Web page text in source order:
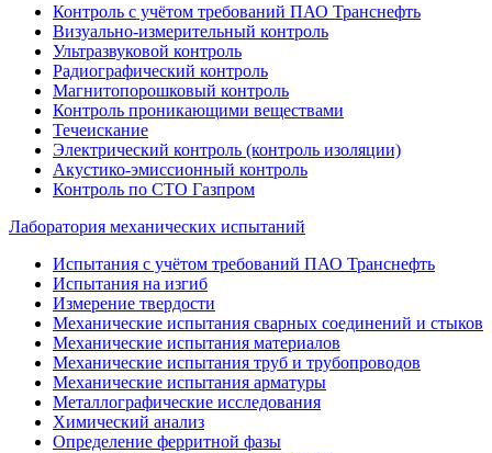
Контроль с учётом требований ПАО Транснефть
Визуально-измерительный контроль
Ультразвуковой контроль
Радиографический контроль
Магнитопорошковый контроль
Контроль проникающими веществами
Течеискание
Электрический контроль (контроль изоляции)
Акустико-эмиссионный контроль
Контроль по СТО Газпром
Лаборатория механических испытаний
Испытания с учётом требований ПАО Транснефть
Испытания на изгиб
Измерение твердости
Механические испытания сварных соединений и стыков
Механические испытания материалов
Механические испытания труб и трубопроводов
Механические испытания арматуры
Металлографические исследования
Химический анализ
Определение ферритной фазы